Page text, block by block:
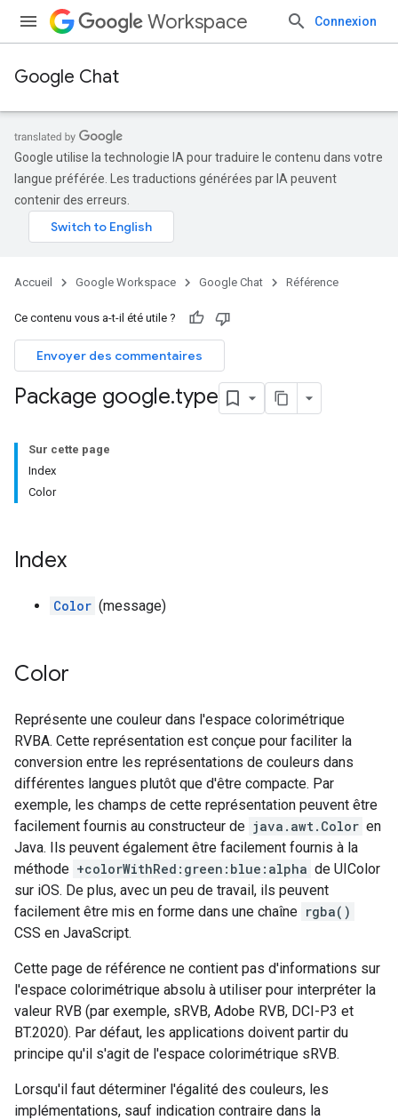
Workspace Connexion
Google Chat
Google utilise la technologie IA pour traduire le contenu dans votre
langue préférée. Les traductions générées par IA peuvent
contenir des erreurs.
Accueil Google Workspace Google Chat Référence
Ce contenu vous a-t-il été utile ?
Envoyer des commentaires
Package google.type
Sur cette page
Index
Color
Index
Color (message)
Color
Représente une couleur dans l'espace colorimétrique
RVBA. Cette représentation est conçue pour faciliter la
conversion entre les représentations de couleurs dans
différentes langues plutôt que d'être compacte. Par
exemple, les champs de cette représentation peuvent être
facilement fournis au constructeur de java.awt.Color en
Java. Ils peuvent également être facilement fournis à la
méthode +colorWithRed:green:blue:alpha de UIColor
sur iOS. De plus, avec un peu de travail, ils peuvent
facilement être mis en forme dans une chaîne rgba()
CSS en JavaScript.
Cette page de référence ne contient pas d'informations sur
l'espace colorimétrique absolu à utiliser pour interpréter la
valeur RVB (par exemple, sRVB, Adobe RVB, DCI-P3 et
BT.2020). Par défaut, les applications doivent partir du
principe qu'il s'agit de l'espace colorimétrique sRVB.
Lorsqu'il faut déterminer l'égalité des couleurs, les
implémentations, sauf indication contraire dans la